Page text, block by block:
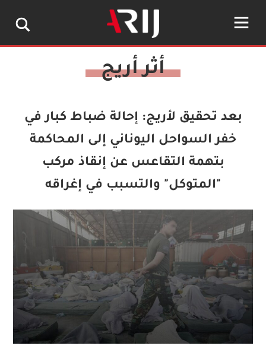
بعد تحقيق لأريج: إحالة ضباط كبار في
خفر السواحل اليوناني إلى المحاكمة
بتهمة التقاعس عن إنقاذ مركب
"المتوكل" والتسبب في إغراقه